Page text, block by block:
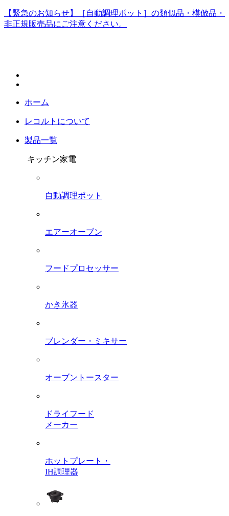
【緊急のお知らせ】［自動調理ポット］の類似品・模倣品・
非正規販売品にご注意ください。
ホーム
レコルトについて
製品一覧
キッチン家電
自動調理ポット
エアーオーブン
フードプロセッサー
かき氷器
ブレンダー・ミキサー
オーブントースター
ドライフード
メーカー
ホットプレート・
IH調理器